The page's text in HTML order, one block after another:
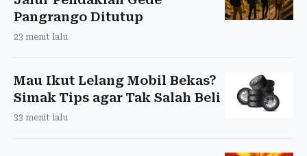
Pangrango Ditutup
23 menit lalu
Mau Ikut Lelang Mobil Bekas?
Simak Tips agar Tak Salah Beli
33 menit lalu